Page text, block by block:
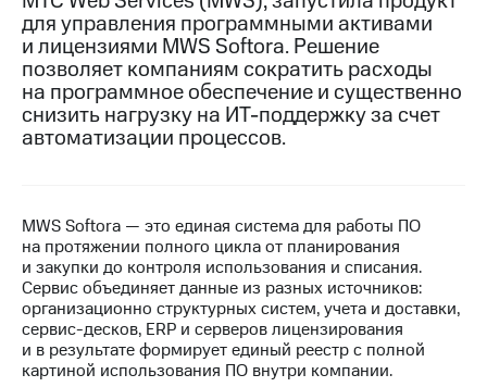
о технологиях
Достижения
Интервью
Финансовая
отчетность
Новости
в
регионе
и акционерам
Корпоративное
управление
для управления программными активами
и лицензиями MWS Softora. Решение
позволяет компаниям сократить расходы
на программное обеспечение и существенно
снизить нагрузку на ИТ-поддержку за счет
автоматизации процессов.
MWS Softora — это единая система для работы ПО
на протяжении полного цикла от планирования
и закупки до контроля использования и списания.
Сервис объединяет данные из разных источников:
организационно структурных систем, учета и доставки,
сервис-десков, ERP и серверов лицензирования
и в результате формирует единый реестр с полной
картиной использования ПО внутри компании.